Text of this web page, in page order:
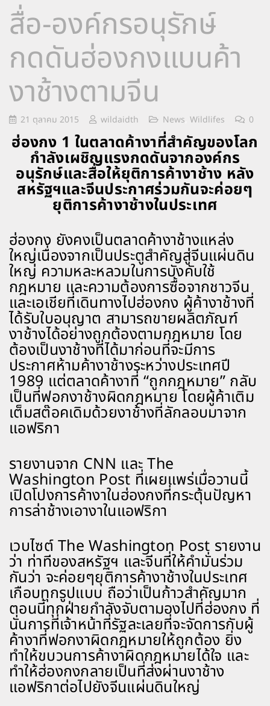
สื่อ-องค์กรอนุรักษ์
กดดันฮ่องกงแบนค้า
งาช้างตามจีน
21 ตุลาคม 2015 wildaidth News Wildlifes 0
ฮ่องกง 1 ในตลาดค้างาที่สำคัญของโลก
กำลังเผชิญแรงกดดันจากองค์กร
อนุรักษ์และสื่อให้ยุติการค้างาช้าง หลัง
สหรัฐฯและจีนประกาศร่วมกันจะค่อยๆ
ยุติการค้างาช้างในประเทศ
ฮ่องกง ยังคงเป็นตลาดค้างาช้างแหล่ง
ใหญ่เนื่องจากเป็นประตูสำคัญสู่จีนแผ่นดิน
ใหญ่ ความหละหลวมในการบังคับใช้
กฎหมาย และความต้องการซื้อจากชาวจีน
และเอเชียที่เดินทางไปฮ่องกง ผู้ค้างาช้างที่
ได้รับใบอนุญาต สามารถขายผลิตภัณฑ์
งาช้างได้อย่างถูกต้องตามกฎหมาย โดย
ต้องเป็นงาช้างที่ได้มาก่อนที่จะมีการ
ประกาศห้ามค้างาช้างระหว่างประเทศปี
1989 แต่ตลาดค้างาที่ “ถูกกฎหมาย” กลับ
เป็นที่ฟอกงาช้างผิดกฎหมาย โดยผู้ค้าเติม
เต็มสต๊อคเดิมด้วยงาช้างที่ลักลอบมาจาก
แอฟริกา
รายงานจาก CNN และ The
Washington Post ที่เผยแพร่เมื่อวานนี้
เปิดโปงการค้างาในฮ่องกงที่กระตุ้นปัญหา
การล่าช้างเอางาในแอฟริกา
เวบไซต์ The Washington Post รายงาน
ว่า ท่าทีของสหรัฐฯ และจีนที่ให้คำมั่นร่วม
กันว่า จะค่อยๆยุติการค้างาช้างในประเทศ
เกือบทุกรูปแบบ ถือว่าเป็นก้าวสำคัญมาก
ตอนนี้ทุกฝ่ายกำลังจับตามองไปที่ฮ่องกง ที่
นั่นการที่เจ้าหน้าที่รัฐละเลยที่จะจัดการกับผู้
ค้างาที่ฟอกงาผิดกฎหมายให้ถูกต้อง ยิ่ง
ทำให้ขบวนการค้างาผิดกฎหมายได้ใจ และ
ทำให้ฮ่องกงกลายเป็นที่ส่งผ่านงาช้าง
แอฟริกาต่อไปยังจีนแผ่นดินใหญ่